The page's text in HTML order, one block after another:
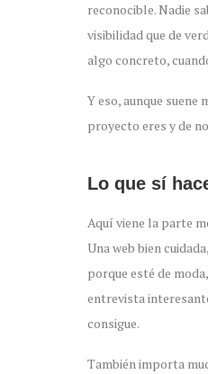
reconocible. Nadie
visibilidad que de
algo concreto,
Y eso, aunque suene
proyecto eres y de
Lo que sí
Aquí viene la parte
Una web bien
porque esté de
entrevista
consigue.
También importa